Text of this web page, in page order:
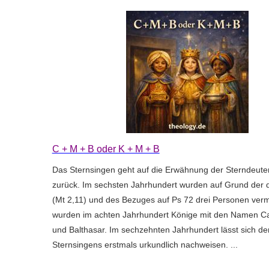
C + M + B oder K + M + B
Das Sternsingen geht auf die Erwähnung der
zurück. Im sechsten Jahrhundert wurden auf Grund der
(Mt 2,11) und des Bezuges auf Ps 72 drei Personen
wurden im achten Jahrhundert Könige mit den Namen
und Balthasar. Im sechzehnten Jahrhundert lässt sich
Sternsingens erstmals urkundlich nachweisen. ...